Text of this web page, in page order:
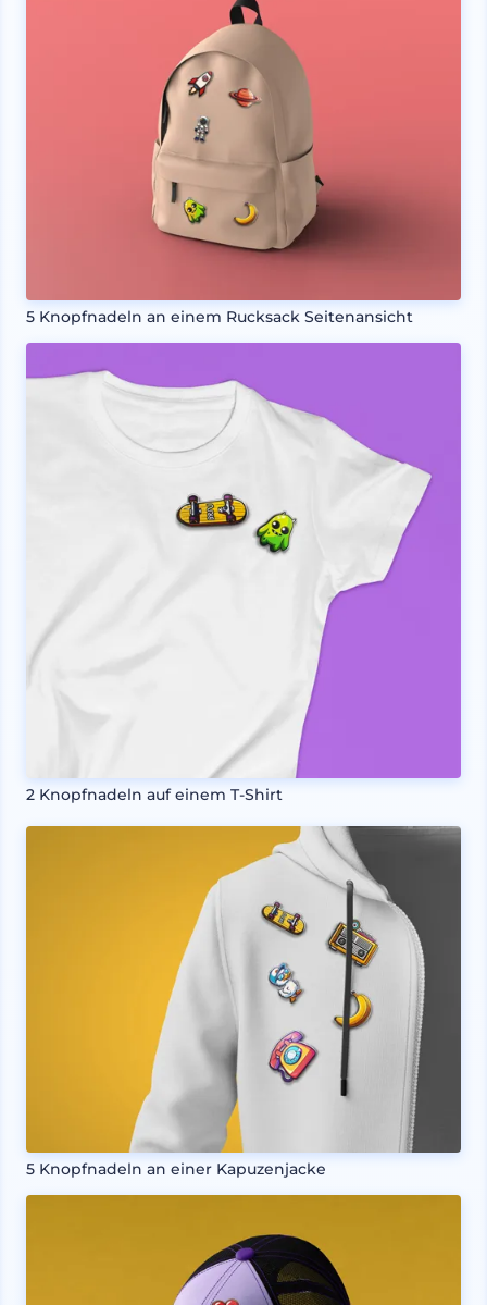
5 Knopfnadeln an einem Rucksack Seitenansicht
2 Knopfnadeln auf einem T-Shirt
5 Knopfnadeln an einer Kapuzenjacke